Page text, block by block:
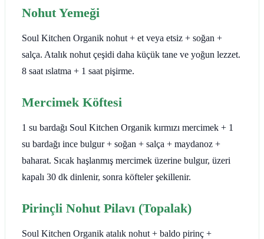
Nohut Yemeği
Soul Kitchen Organik nohut + et veya etsiz + soğan +
salça. Atalık nohut çeşidi daha küçük tane ve yoğun lezzet.
8 saat ıslatma + 1 saat pişirme.
Mercimek Köftesi
1 su bardağı Soul Kitchen Organik kırmızı mercimek + 1
su bardağı ince bulgur + soğan + salça + maydanoz +
baharat. Sıcak haşlanmış mercimek üzerine bulgur, üzeri
kapalı 30 dk dinlenir, sonra köfteler şekillenir.
Pirinçli Nohut Pilavı (Topalak)
Soul Kitchen Organik atalık nohut + baldo pirinç +